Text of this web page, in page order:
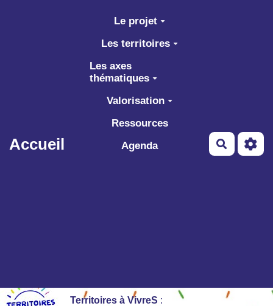
Aller au contenu principal
Accueil
Le projet
Les territoires
Les axes
thématiques
Valorisation
Ressources
Agenda
Territoires à VivreS :